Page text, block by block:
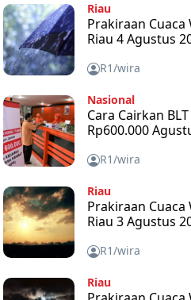
Riau
Prakiraan Cuaca
Riau 4 Agustus
R1/wira
Nasional
Cara Cairkan BLT
Rp600.000
R1/wira
Riau
Prakiraan Cuaca
Riau 3 Agustus
R1/wira
Riau